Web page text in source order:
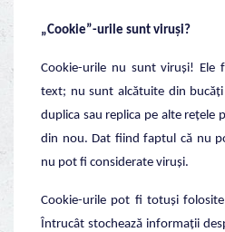
„Cookie”-urile sunt viruși?
Cookie-urile nu sunt viruși! Ele
text; nu sunt alcătuite din
duplica sau replica pe alte rețele
din nou. Dat fiind faptul că nu
nu pot fi considerate viruși.
Cookie-urile pot fi totuși
Întrucât stochează informații